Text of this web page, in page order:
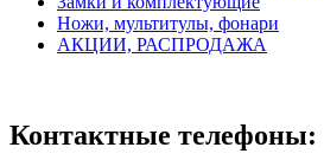
Ножи, мультитулы, фонари
АКЦИИ, РАСПРОДАЖА
Контактные телефоны: